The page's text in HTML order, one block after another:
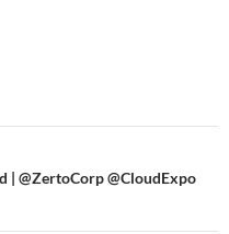
| @ZertoCorp @CloudExpo